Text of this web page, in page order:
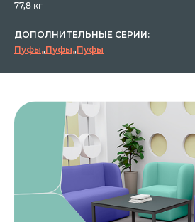
77,8 кг
ДОПОЛНИТЕЛЬНЫЕ СЕРИИ:
Пуфы ,Пуфы ,Пуфы